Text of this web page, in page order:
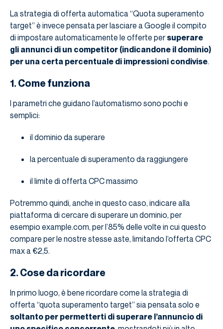
La strategia di offerta automatica “Quota superamento
target” è invece pensata per lasciare a Google il compito
di impostare automaticamente le offerte persuperare
gli annunci di un competitor (indicandone il dominio)
per una certa percentuale di impressioni condivise.
1. Come funziona
I parametri che guidano l’automatismo sono pochi e
semplici:
il dominio da superare
la percentuale di superamento da raggiungere
il limite di offerta CPC massimo
Potremmo quindi, anche in questo caso, indicare alla
piattaforma di cercare di superare un dominio, per
esempio example.com, per l’85% delle volte in cui questo
compare per le nostre stesse aste, limitando l’offerta CPC
max a €2,5.
2. Cose da ricordare
In primo luogo, è bene ricordare come la strategia di
offerta “quota superamento target” sia pensata solo e
soltanto per permetterti di superare l’annuncio di